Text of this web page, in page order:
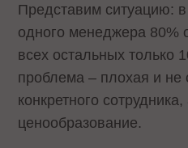
Представим ситуацию: в
одного менеджера 80%
всех остальных только
проблема – плохая и не
конкретного
ценообразование.